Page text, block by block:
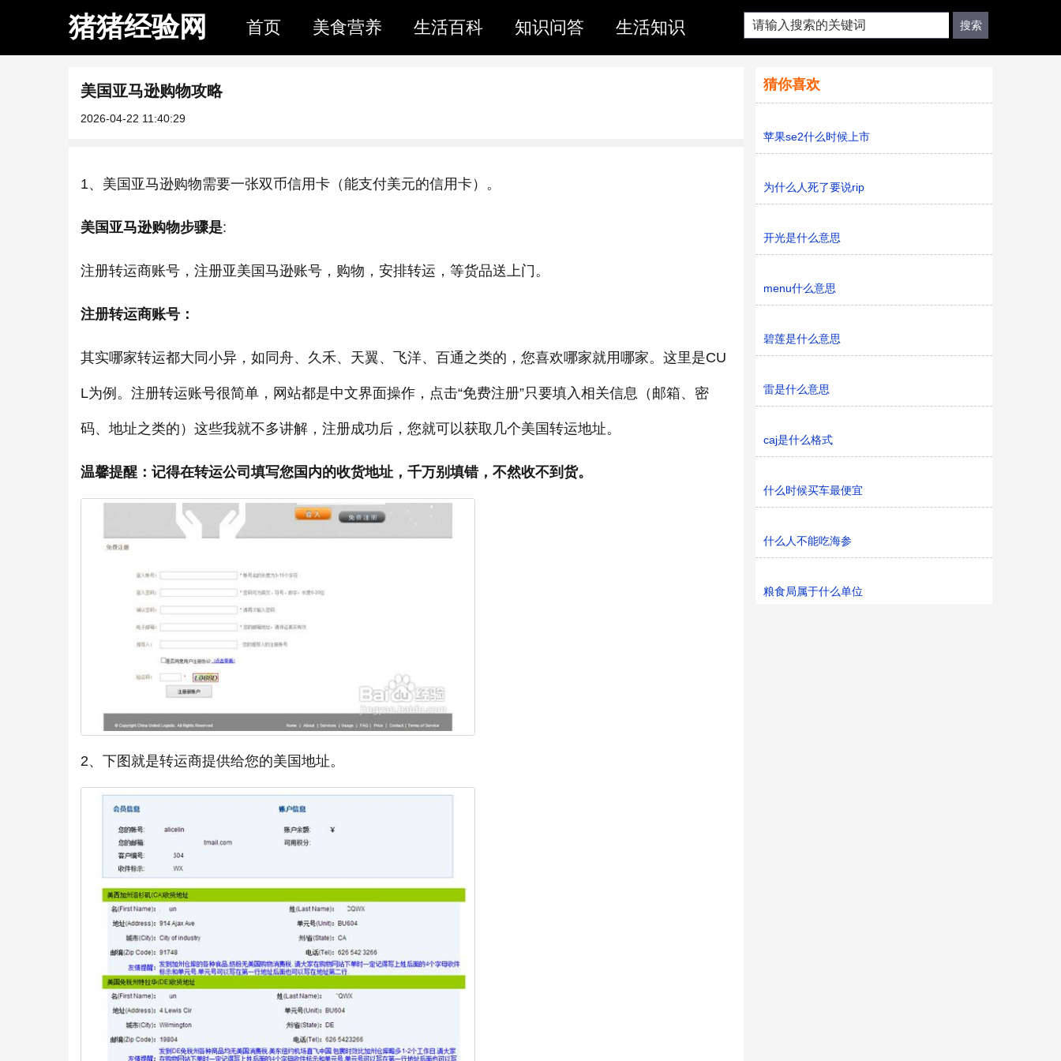
猪猪经验网 首页 美食营养 生活百科 知识问答 生活知识
美国亚马逊购物攻略
2026-04-22 11:40:29
1、美国亚马逊购物需要一张双币信用卡（能支付美元的信用卡）。
美国亚马逊购物步骤是:
注册转运商账号，注册亚美国马逊账号，购物，安排转运，等货品送上门。
注册转运商账号：
其实哪家转运都大同小异，如同舟、久禾、天翼、飞洋、百通之类的，您喜欢哪家就用哪家。这里是CU
L为例。注册转运账号很简单，网站都是中文界面操作，点击“免费注册”只要填入相关信息（邮箱、密
码、地址之类的）这些我就不多讲解，注册成功后，您就可以获取几个美国转运地址。
温馨提醒：记得在转运公司填写您国内的收货地址，千万别填错，不然收不到货。
2、下图就是转运商提供给您的美国地址。
猜你喜欢
苹果se2什么时候上市
为什么人死了要说rip
开光是什么意思
menu什么意思
碧莲是什么意思
雷是什么意思
caj是什么格式
什么时候买车最便宜
什么人不能吃海参
粮食局属于什么单位